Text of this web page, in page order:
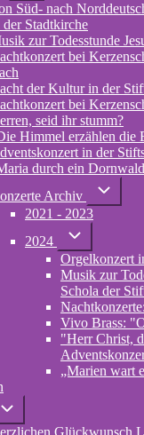
Konzerte
Süd- nach
der Stadtkirche
zur Todesstunde
bei
der Kultur in der
bei
seid ihr stumm?
Himmel erzählen die
in der
durch ein
Archiv
2021 - 2023
2024
Unternavigation
2024
Orgelkonzert
Musik zur
Schola der
Vivo Brass:
"Herr Christ,
„Marien wart
Unternavigation
Glückwunsch